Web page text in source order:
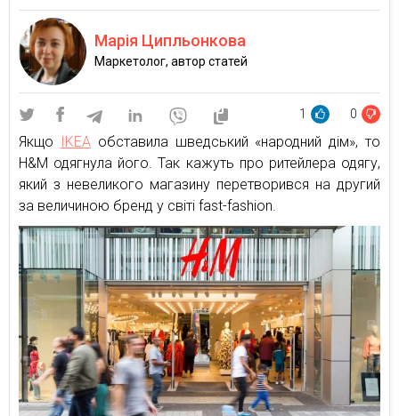
Марія Ципльонкова
Маркетолог, автор статей
1 0
Якщо IKEAобставила шведський «народний дім», то
H&M одягнула його. Так кажуть про ритейлера одягу,
який з невеликого магазину перетворився на другий
за величиною бренд у світі fast-fashion.